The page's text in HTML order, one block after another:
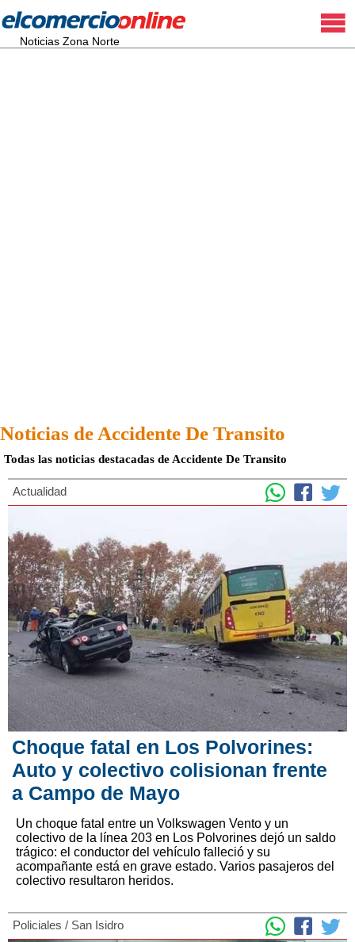
Noticias Zona Norte
Noticias de Accidente De Transito
Todas las noticias destacadas de Accidente De Transito
Actualidad
Choque fatal en Los Polvorines:
Auto y colectivo colisionan frente
a Campo de Mayo
Un choque fatal entre un Volkswagen Vento y un
colectivo de la línea 203 en Los Polvorines dejó un saldo
trágico: el conductor del vehículo falleció y su
acompañante está en grave estado. Varios pasajeros del
colectivo resultaron heridos.
Policiales / San Isidro